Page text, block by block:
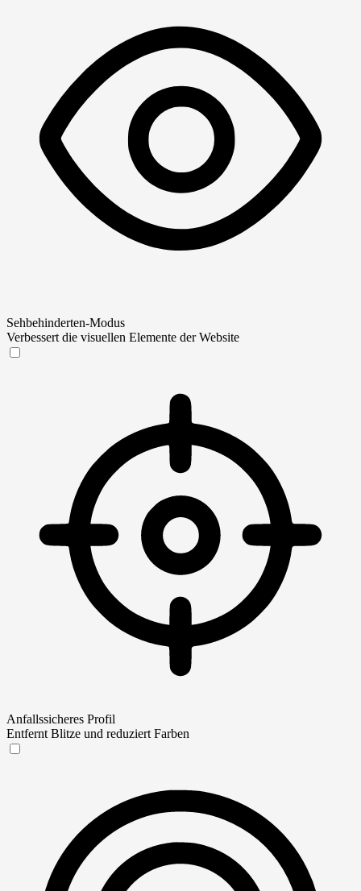
Sehbehinderten-Modus
Verbessert die visuellen Elemente der Website
Anfallssicheres Profil
Entfernt Blitze und reduziert Farben